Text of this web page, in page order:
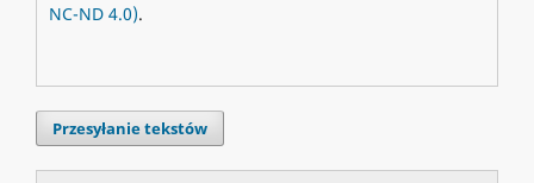
NC-ND 4.0).
Przesyłanie tekstów